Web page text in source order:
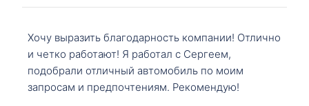
Хочу выразить благодарность компании! Отлично
и четко работают! Я работал с Сергеем,
подобрали отличный автомобиль по моим
запросам и предпочтениям. Рекомендую!